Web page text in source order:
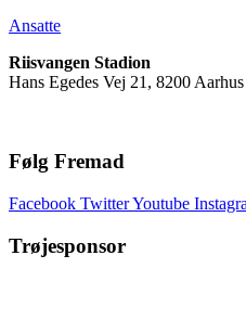
Ansatte
Riisvangen Stadion
Hans Egedes Vej 21, 8200 Aarhus
Følg Fremad
Facebook TwitterYoutube
Trøjesponsor